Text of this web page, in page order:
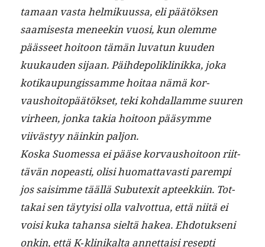
ta­maan vas­ta helmiku­us­sa, eli päätök­sen
saamis­es­ta meneekin vuosi, kun olemme
päässeet hoitoon tämän luvatun kuu­den
kuukau­den sijaan. Päi­hde­po­lik­linikka, joka
kotikaupungis­samme hoitaa nämä kor­
vaushoitopäätök­set, teki kohdal­lamme suuren
virheen, jon­ka takia hoitoon pääsymme
viivästyy näinkin paljon.
Kos­ka Suomes­sa ei pääse kor­vaushoitoon riit­
tävän nopeasti, olisi huo­mat­tavasti parem­pi
jos saisimme tääl­lä Sub­u­tex­it apteekki­in. Tot­
takai sen täy­ty­isi olla valvot­tua, että niitä ei
voisi kuka tahansa sieltä hakea. Ehdo­tuk­seni
onkin, että K‑klinikalta annet­taisi resep­ti